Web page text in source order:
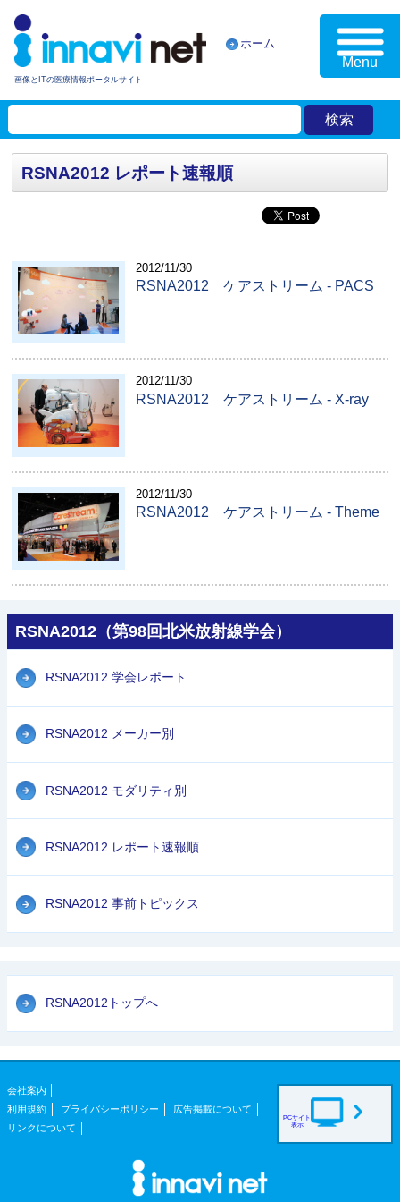
画像とITの医療情報ポータルサイト
ホーム
Menu
RSNA2012 レポート速報順
2012/11/30
RSNA2012 ケアストリーム - PACS
2012/11/30
RSNA2012 ケアストリーム - X-ray
2012/11/30
RSNA2012 ケアストリーム - Theme
RSNA2012（第98回北米放射線学会）
RSNA2012 学会レポート
RSNA2012 メーカー別
RSNA2012 モダリティ別
RSNA2012 レポート速報順
RSNA2012 事前トピックス
RSNA2012トップへ
会社案内
利用規約
プライバシーポリシー
広告掲載について
リンクについて
PCサイト
表示